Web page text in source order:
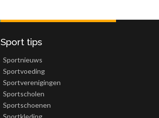
Sport tips
Sportnieuws
Sportvoeding
Sportverenigingen
Sportscholen
Sportschoenen
Sportkleding